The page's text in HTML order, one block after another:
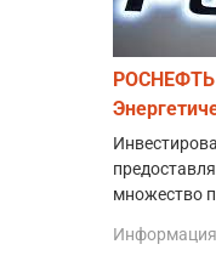
РОСНЕФТЬ
множество
Информация